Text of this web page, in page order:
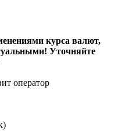
курса валют,
Уточняйте
оператор